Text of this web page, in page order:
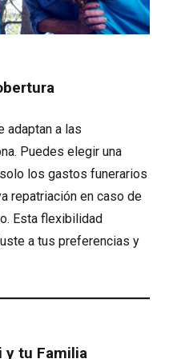
adaptan a las
Puedes elegir una
los gastos funerarios
repatriación en caso de
Esta flexibilidad
a tus preferencias y
y tu Familia